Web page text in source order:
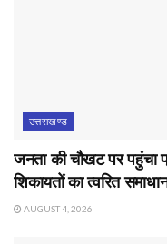
उत्तराखण्ड
जनता की चौखट पर पहुंचा
शिकायतों का त्वरित
AUGUST 4, 2026